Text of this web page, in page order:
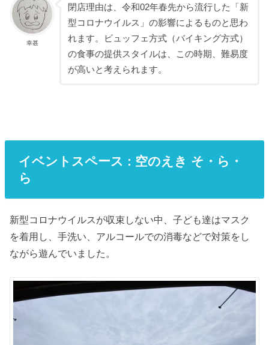
幸甚
閉店理由は、令和02年春先から流行した「新
型コロナウイルス」の影響によるものと思わ
れます。ビュッフェ方式（バイキング方式）
の食事の提供スタイルは、この時期、難易度
が高いと考えられます。
イベントスペース : 空のえき そ・ら・
ら
新型コロナウイルスが収束しない中、子ども達はマスク
を着用し、手洗い、アルコールでの消毒などで対策をし
ながら遊んでいました。